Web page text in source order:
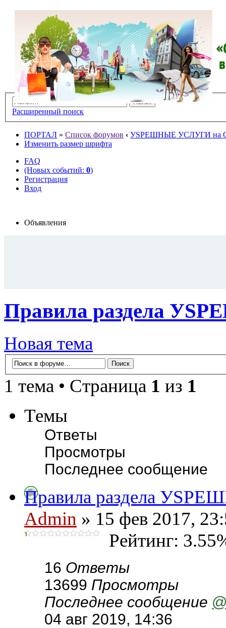
Расширенный поиск
ПОРТАЛ » Список форумов ‹ УSPЕШНЫЕ УСЛУГИ на
Изменить размер шрифта
FAQ
(Новых событий: 0)
Регистрация
Вход
Объявления
Правила раздела
Новая тема
1 тема • Страница 1 из 1
Темы
Ответы
Просмотры
Последнее сообщение
Правила раздела
Admin » 15 фев 2017,
Рейтинг:
16 Ответы
13699 Просмотры
Последнее сообщение
04 авг 2019, 14:36